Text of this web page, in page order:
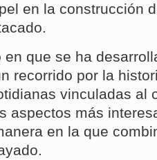
en la construcción
que se ha
recorrido por la
vinculadas al
aspectos más
en la que